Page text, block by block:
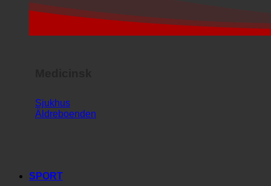
Sjukhus
Äldreboenden
SPORT